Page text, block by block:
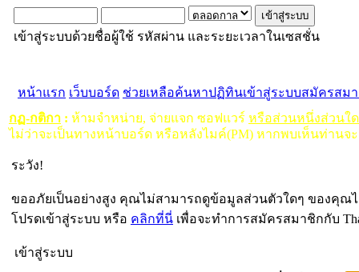
เข้าสู่ระบบด้วยชื่อผู้ใช้ รหัสผ่าน และระยะเวลาในเซสชั่น
หน้าแรก เว็บบอร์ด ช่วยเหลือค้นหาปฏิทินเข้าสู่ระบบสมัครสม
กฏ-กติกา : ห้ามจำหน่าย, จ่ายแจก ซอฟแวร์ หรือส่วนหนึ่งส่วนใ
ไม่ว่าจะเป็นทางหน้าบอร์ด หรือหลังไมค์(PM) หากพบเห็นท่านจ
ระวัง!
ขออภัยเป็นอย่างสูง คุณไม่สามารถดูข้อมูลส่วนตัวใดๆ ของคุณ
โปรดเข้าสู่ระบบ หรือ คลิกที่นี่ เพื่อจะทำการสมัครสมาชิกกับ
เข้าสู่ระบบ